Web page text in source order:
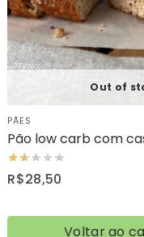
Out of
PÃES
Pão low carb com
R$28,50
Voltar ao